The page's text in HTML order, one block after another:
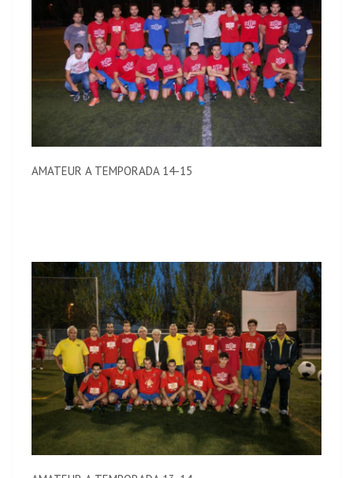
AMATEUR A TEMPORADA 14-15